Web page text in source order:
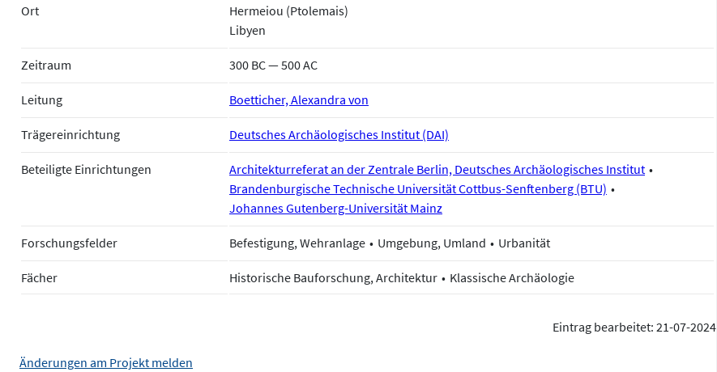
Ort
Hermeiou (Ptolemais)
Libyen
Zeitraum 300 BC — 500 AC
Leitung Boetticher, Alexandra von
Trägereinrichtung Deutsches Archäologisches Institut (DAI)
Beteiligte Einrichtungen
Architekturreferat an der Zentrale Berlin, Deutsches Archäologisches Institut
Brandenburgische Technische Universität Cottbus-Senftenberg (BTU)
Johannes Gutenberg-Universität Mainz
Forschungsfelder Befestigung, Wehranlage Umgebung, Umland Urbanität
Fächer Historische Bauforschung, Architektur Klassische Archäologie
Eintrag bearbeitet: 21-07-2024
Änderungen am Projekt melden